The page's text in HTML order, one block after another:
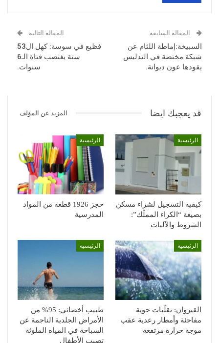
المقالة السابقة
السبيخة:إماطة اللثام عن
شبكة مختصة في التدليس
يقودها عون ديوانة.
المقالة التالية
فظيع في سوسة: كهل ال53
سنة يغتصب فتاة الـ6
سنوات.
قد يعجبك ايضا المزيد عن المؤلف
الرئيسية
كيفية التسجيل لشراء مسكن
بصيغة “الكراء المملّك”:
الشروط والآليات
الرئيسية
حجز 1926 قطعة من المواد
المدرسية
الرئيسية
القيروان: تقلّبات جوية
مفاجئة وأمطار رعدية عقب
موجة حرارة مرتفعة
الرئيسية
طبيب أخصائي: 95% من
الأمراض الجلدية الناجمة عن
السباحة في المياه الملوثة
تصيب الأطفال